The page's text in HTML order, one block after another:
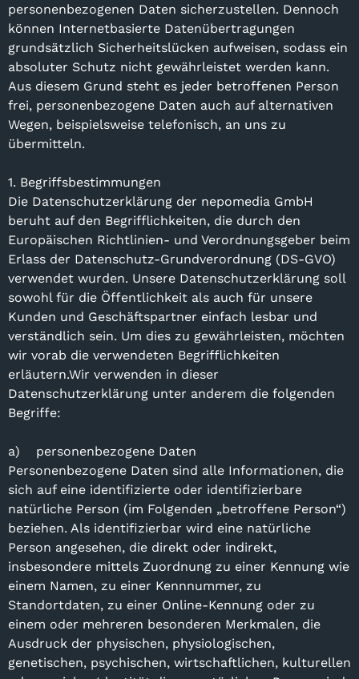
personenbezogenen Daten sicherzustellen. Dennoch
können Internetbasierte Datenübertragungen
grundsätzlich Sicherheitslücken aufweisen, sodass ein
absoluter Schutz nicht gewährleistet werden kann.
Aus diesem Grund steht es jeder betroffenen Person
frei, personenbezogene Daten auch auf alternativen
Wegen, beispielsweise telefonisch, an uns zu
übermitteln.
1. Begriffsbestimmungen
Die Datenschutzerklärung der nepomedia GmbH
beruht auf den Begrifflichkeiten, die durch den
Europäischen Richtlinien- und Verordnungsgeber beim
Erlass der Datenschutz-Grundverordnung (DS-GVO)
verwendet wurden. Unsere Datenschutzerklärung soll
sowohl für die Öffentlichkeit als auch für unsere
Kunden und Geschäftspartner einfach lesbar und
verständlich sein. Um dies zu gewährleisten, möchten
wir vorab die verwendeten Begrifflichkeiten
erläutern.Wir verwenden in dieser
Datenschutzerklärung unter anderem die folgenden
Begriffe:
a) personenbezogene Daten
Personenbezogene Daten sind alle Informationen, die
sich auf eine identifizierte oder identifizierbare
natürliche Person (im Folgenden „betroffene Person“)
beziehen. Als identifizierbar wird eine natürliche
Person angesehen, die direkt oder indirekt,
insbesondere mittels Zuordnung zu einer Kennung wie
einem Namen, zu einer Kennnummer, zu
Standortdaten, zu einer Online-Kennung oder zu
einem oder mehreren besonderen Merkmalen, die
Ausdruck der physischen, physiologischen,
genetischen, psychischen, wirtschaftlichen, kulturellen